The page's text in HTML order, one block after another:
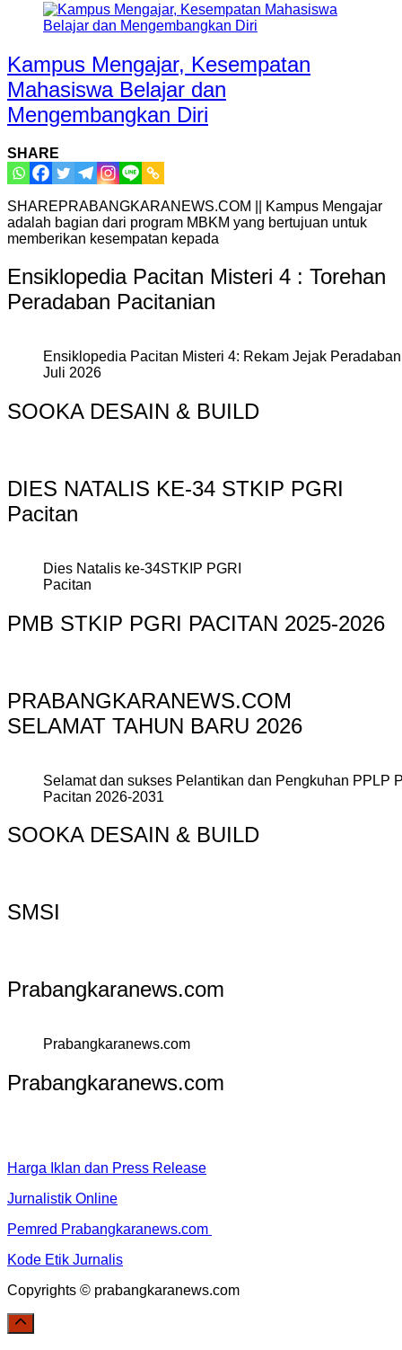
Kampus Mengajar, Kesempatan
Mahasiswa Belajar dan
Mengembangkan Diri
SHARE
SHAREPRABANGKARANEWS.COM || Kampus Mengajar
adalah bagian dari program MBKM yang bertujuan untuk
memberikan kesempatan kepada
Ensiklopedia Pacitan Misteri 4 : Torehan
Peradaban Pacitanian
Ensiklopedia Pacitan Misteri 4: Rekam Jejak
Juli 2026
SOOKA DESAIN & BUILD
DIES NATALIS KE-34 STKIP PGRI
Pacitan
Dies Natalis ke-34STKIP PGRI
Pacitan
PMB STKIP PGRI PACITAN 2025-2026
PRABANGKARANEWS.COM
SELAMAT TAHUN BARU 2026
Selamat dan sukses Pelantikan dan Pengkuhan PPLP
Pacitan 2026-2031
SOOKA DESAIN & BUILD
SMSI
Prabangkaranews.com
Prabangkaranews.com
Prabangkaranews.com
Harga Iklan dan Press Release
Jurnalistik Online
Pemred Prabangkaranews.com
Kode Etik Jurnalis
Copyrights © prabangkaranews.com